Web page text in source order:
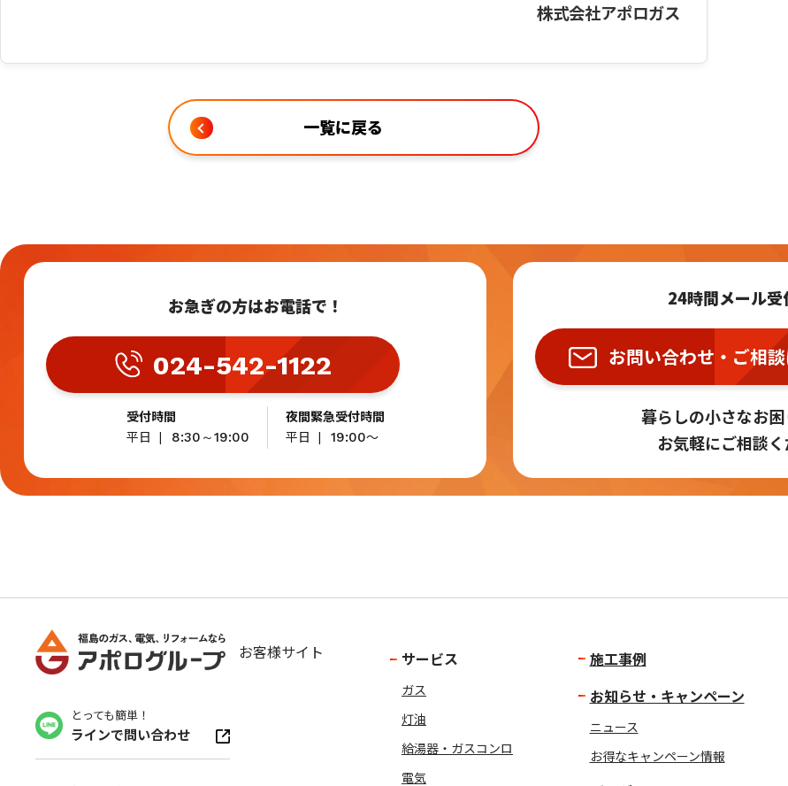
株式会社アポロガス
一覧に戻る
お急ぎの方はお電話で！
024-542-1122
受付時間
平日
8:30～19:00
夜間緊急受付時間
平日
19:00～
24時間メール受
お問い合わせ・ご相
暮らしの小さなお
お気軽にご相談
お客様サイト
とっても簡単！
ラインで問い合わせ
サービス
ガス
灯油
給湯器・ガスコンロ
電気
施工事例
お知らせ・キャンペーン
ニュース
お得なキャンペーン情報